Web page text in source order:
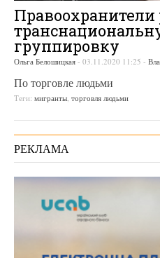
Правоохранители
группировку
Ольга Белошицкая - 03.11.2020 11:25 -
По торговле людьми
Теги: мигранты торговля людьми
РЕКЛАМА